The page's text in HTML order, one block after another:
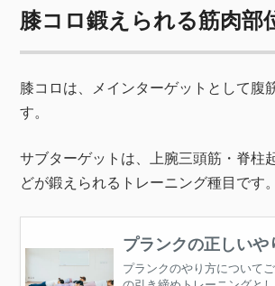
膝コロ鍛えられる筋肉部
膝コロは、メインターゲットとして腹
す。
サブターゲットは、上腕三頭筋・脊柱
どが鍛えられるトレーニング種目です。
プランクの正しいや
プランクのやり方について